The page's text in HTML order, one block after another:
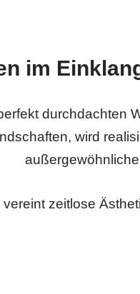
im
durchdachten
wird
zeitlose